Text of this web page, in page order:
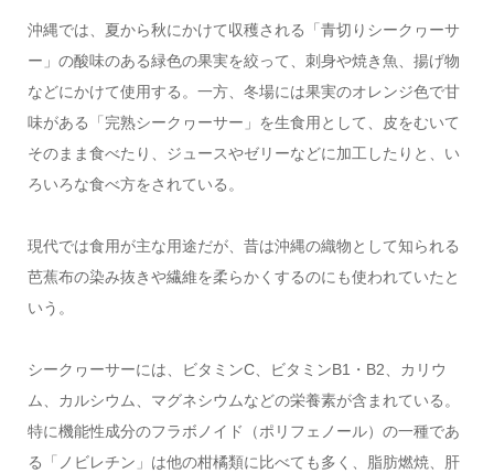
沖縄では、夏から秋にかけて収穫される「青切りシークヮーサ
ー」の酸味のある緑色の果実を絞って、刺身や焼き魚、揚げ物
などにかけて使用する。一方、冬場には果実のオレンジ色で甘
味がある「完熟シークヮーサー」を生食用として、皮をむいて
そのまま食べたり、ジュースやゼリーなどに加工したりと、い
ろいろな食べ方をされている。
現代では食用が主な用途だが、昔は沖縄の織物として知られる
芭蕉布の染み抜きや繊維を柔らかくするのにも使われていたと
いう。
シークヮーサーには、ビタミンC、ビタミンB1・B2、カリウ
ム、カルシウム、マグネシウムなどの栄養素が含まれている。
特に機能性成分のフラボノイド（ポリフェノール）の一種であ
る「ノビレチン」は他の柑橘類に比べても多く、脂肪燃焼、肝